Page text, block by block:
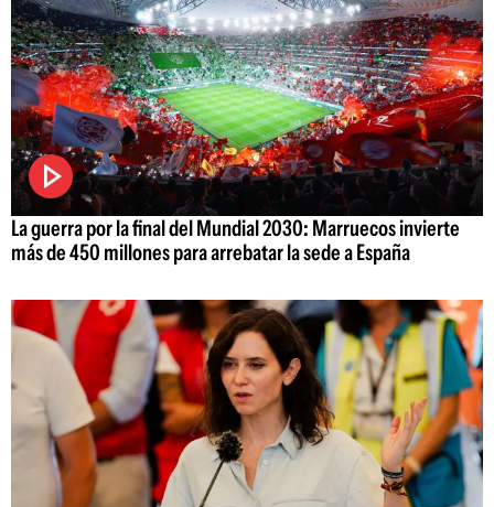
La guerra por la final del Mundial 2030: Marruecos invierte
más de 450 millones para arrebatar la sede a España